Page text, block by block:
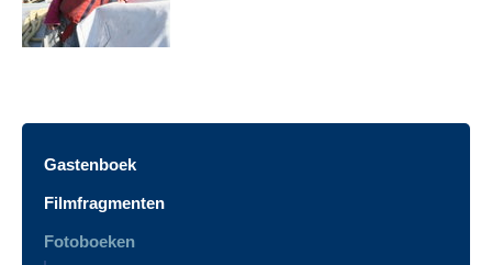
Gastenboek
Filmfragmenten
Fotoboeken